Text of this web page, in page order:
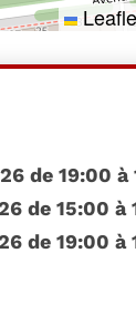
de 19:00 à
de 15:00 à
de 19:00 à